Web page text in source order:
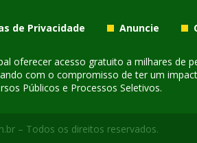
de Privacidade Anuncie
oferecer acesso gratuito a milhares
com o compromisso de ter um
Públicos e Processos Seletivos.
– Todos os direitos reservados.